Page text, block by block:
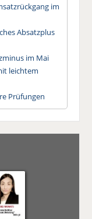
im
Absatzplus
im Mai
leichtem
Prüfungen